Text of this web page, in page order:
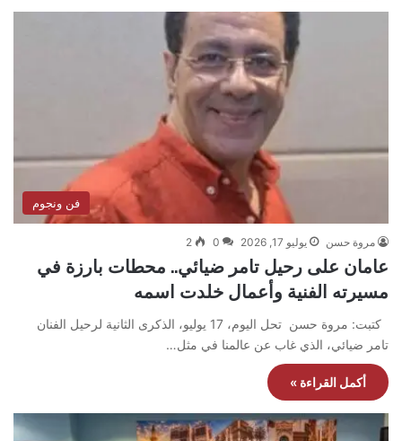
فن ونجوم
مروة حسن يوليو 17, 2026 0
2
عامان على رحيل تامر ضيائي.. محطات بارزة في
مسيرته الفنية وأعمال خلدت اسمه
كتبت: مروة حسن تحل اليوم، 17 يوليو، الذكرى الثانية لرحيل الفنان
تامر ضيائي، الذي غاب عن عالمنا في مثل…
أكمل القراءة »